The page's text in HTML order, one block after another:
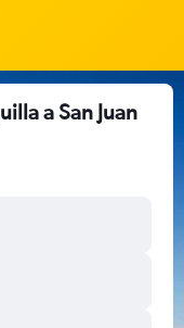
a San Juan